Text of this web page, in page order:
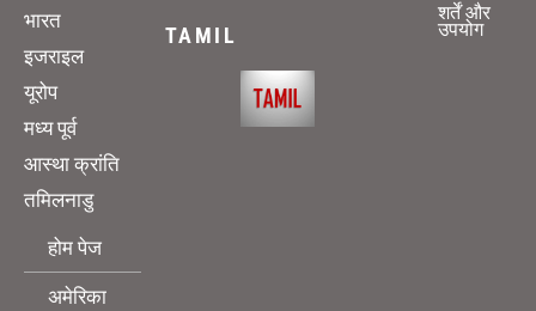
भारत
इजराइल
यूरोप
मध्य पूर्व
आस्था क्रांति
तमिलनाडु
होम पेज
अमेरिका
TAMIL
शर्तें और
उपयोग